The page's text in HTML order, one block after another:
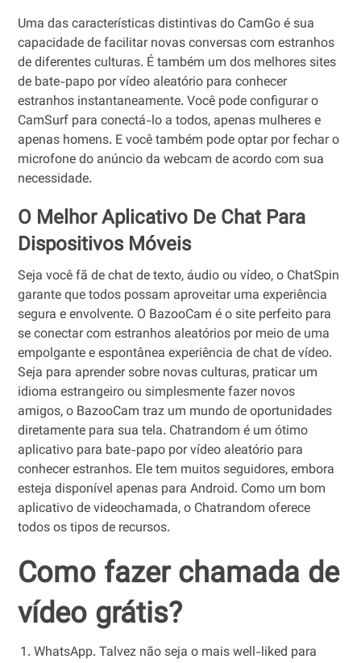
Uma das características distintivas do CamGo é sua
capacidade de facilitar novas conversas com estranhos
de diferentes culturas. É também um dos melhores sites
de bate-papo por vídeo aleatório para conhecer
estranhos instantaneamente. Você pode configurar o
CamSurf para conectá-lo a todos, apenas mulheres e
apenas homens. E você também pode optar por fechar o
microfone do anúncio da webcam de acordo com sua
necessidade.
O Melhor Aplicativo De Chat Para
Dispositivos Móveis
Seja você fã de chat de texto, áudio ou vídeo, o ChatSpin
garante que todos possam aproveitar uma experiência
segura e envolvente. O BazooCam é o site perfeito para
se conectar com estranhos aleatórios por meio de uma
empolgante e espontânea experiência de chat de vídeo.
Seja para aprender sobre novas culturas, praticar um
idioma estrangeiro ou simplesmente fazer novos
amigos, o BazooCam traz um mundo de oportunidades
diretamente para sua tela. Chatrandom é um ótimo
aplicativo para bate-papo por vídeo aleatório para
conhecer estranhos. Ele tem muitos seguidores, embora
esteja disponível apenas para Android. Como um bom
aplicativo de videochamada, o Chatrandom oferece
todos os tipos de recursos.
Como fazer chamada de
vídeo grátis?
WhatsApp. Talvez não seja o mais well-liked para